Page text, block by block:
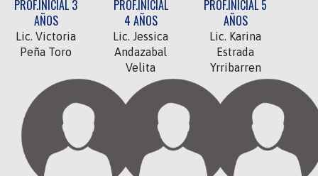
PROF.INICIAL 3
AÑOS
Lic. Victoria
Peña Toro
PROF.INICIAL
4 AÑOS
Lic. Jessica
Andazabal
Velita
PROF.INICIAL 5
AÑOS
Lic. Karina
Estrada
Yrribarren